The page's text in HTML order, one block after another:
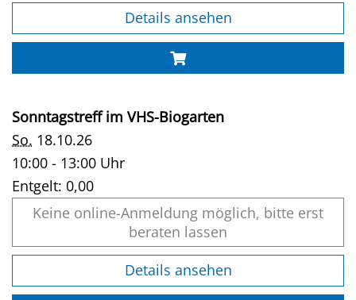
Details ansehen
Sonntagstreff im VHS-Biogarten
So. 18.10.26
10:00 - 13:00 Uhr
Entgelt: 0,00
Keine online-Anmeldung möglich, bitte erst
beraten lassen
Details ansehen